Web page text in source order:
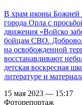
В храм иконы Божией
города Орла с
движения «Войско
бойцам СВО.
на освобожденной
восстанавливают
детская воскресная
литературе и
15 мая 2023 — 15:17
Фоторепортаж